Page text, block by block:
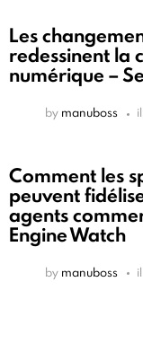
Les
redessinent la
numérique –
by manuboss
Comment les
peuvent
agents
Engine Watch
by manuboss